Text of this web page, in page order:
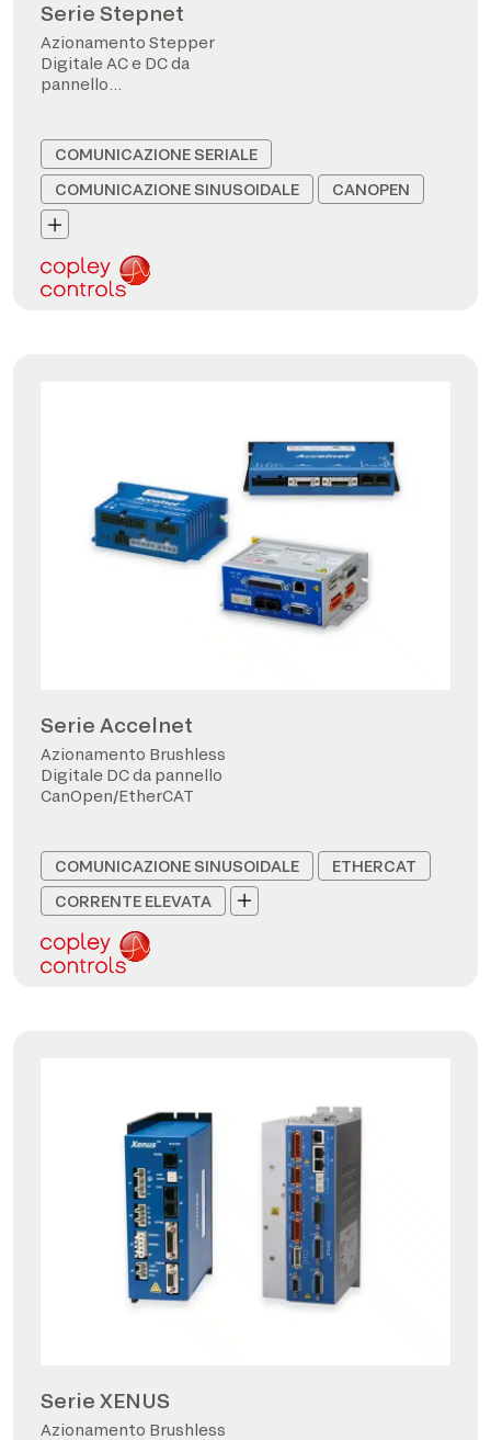
Serie Stepnet
Azionamento Stepper
Digitale AC e DC da
pannello
COMUNICAZIONE SERIALE
COMUNICAZIONE SINUSOIDALE
CANOPEN
Serie Accelnet
Azionamento Brushless
Digitale DC da pannello
CanOpen/EtherCAT
COMUNICAZIONE SINUSOIDALE
ETHERCAT
CORRENTE ELEVATA
Serie XENUS
Azionamento Brushless